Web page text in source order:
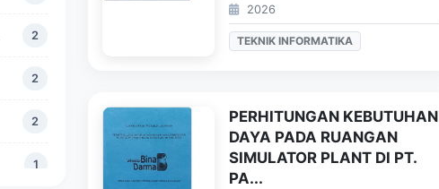
2
2
2
1
2026
TEKNIK INFORMATIKA
PERHITUNGAN KEBUTUHAN
DAYA PADA RUANGAN
SIMULATOR PLANT DI PT.
PA...